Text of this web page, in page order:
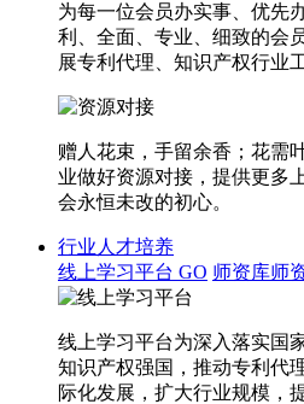
为每一位会员办实事、优先
利、全面、专业、细致的会
展专利代理、知识产权行业
赠人花束，手留余香；花需
业做好资源对接，提供更多
会永恒未改的初心。
行业人才培养
线上学习平台 GO 师资库师
线上学习平台为深入落实国
知识产权强国，推动专利代
际化发展，扩大行业规模，